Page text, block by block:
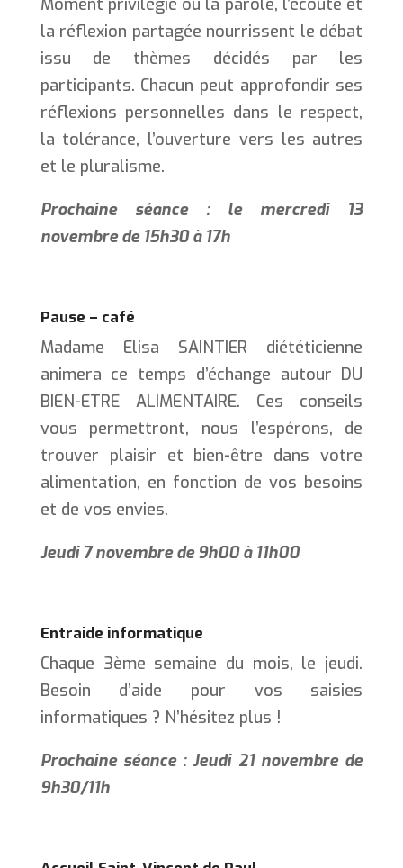
Moment privilégié où la parole, l’écoute et
la réflexion partagée nourrissent le débat
issu de thèmes décidés par les
participants. Chacun peut approfondir ses
réflexions personnelles dans le respect,
la tolérance, l’ouverture vers les autres
et le pluralisme.
Prochaine séance : le mercredi 13
novembre de 15h30 à 17h
Pause – café
Madame Elisa SAINTIER diététicienne
animera ce temps d’échange autour DU
BIEN-ETRE ALIMENTAIRE. Ces conseils
vous permettront, nous l’espérons, de
trouver plaisir et bien-être dans votre
alimentation, en fonction de vos besoins
et de vos envies.
Jeudi 7 novembre de 9h00 à 11h00
Entraide informatique
Chaque 3ème semaine du mois, le jeudi.
Besoin d’aide pour vos saisies
informatiques ? N’hésitez plus !
Prochaine séance : Jeudi 21 novembre de
9h30/11h